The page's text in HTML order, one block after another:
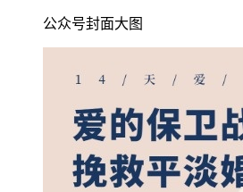
公众号封面大图